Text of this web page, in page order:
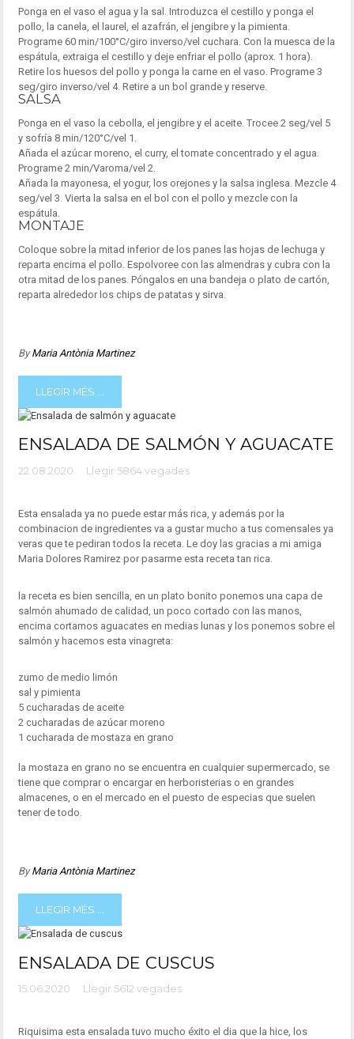
Ponga en el vaso el agua y la sal. Introduzca el cestillo y ponga el
pollo, la canela, el laurel, el azafrán, el jengibre y la pimienta.
Programe 60 min/100°C/giro inverso/vel cuchara. Con la muesca de la
espátula, extraiga el cestillo y deje enfriar el pollo (aprox. 1 hora).
Retire los huesos del pollo y ponga la carne en el vaso. Programe 3
seg/giro inverso/vel 4. Retire a un bol grande y reserve.
SALSA
Ponga en el vaso la cebolla, el jengibre y el aceite. Trocee 2 seg/vel 5
y sofría 8 min/120°C/vel 1.
Añada el azúcar moreno, el curry, el tomate concentrado y el agua.
Programe 2 min/Varoma/vel 2.
Añada la mayonesa, el yogur, los orejones y la salsa inglesa. Mezcle 4
seg/vel 3. Vierta la salsa en el bol con el pollo y mezcle con la
espátula.
MONTAJE
Coloque sobre la mitad inferior de los panes las hojas de lechuga y
reparta encima el pollo. Espolvoree con las almendras y cubra con la
otra mitad de los panes. Póngalos en una bandeja o plato de cartón,
reparta alrededor los chips de patatas y sirva.
ByMaria Antònia Martinez
LLEGIR MÉS ...
ENSALADA DE SALMÓN Y AGUACATE
22.08.2020 Llegir 5864 vegades
Esta ensalada ya no puede estar más rica, y además por la
combinacion de ingredientes va a gustar mucho a tus comensales ya
veras que te pediran todos la receta. Le doy las gracias a mi amiga
Maria Dolores Ramirez por pasarme esta receta tan rica.
la receta es bien sencilla, en un plato bonito ponemos una capa de
salmón ahumado de calidad, un poco cortado con las manos,
encima cortamos aguacates en medias lunas y los ponemos sobre el
salmón y hacemos esta vinagreta:
zumo de medio limón
sal y pimienta
5 cucharadas de aceite
2 cucharadas de azúcar moreno
1 cucharada de mostaza en grano
la mostaza en grano no se encuentra en cualquier supermercado, se
tiene que comprar o encargar en herboristerias o en grandes
almacenes, o en el mercado en el puesto de especias que suelen
tener de todo.
ByMaria Antònia Martinez
LLEGIR MÉS ...
ENSALADA DE CUSCUS
15.06.2020 Llegir 5612 vegades
Riquisima esta ensalada tuvo mucho éxito el dia que la hice, los